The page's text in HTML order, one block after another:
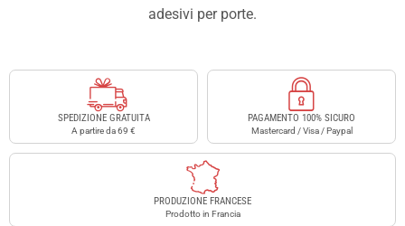
adesivi per porte.
SPEDIZIONE GRATUITA
A partire da 69 €
PAGAMENTO 100% SICURO
Mastercard / Visa / Paypal
PRODUZIONE FRANCESE
Prodotto in Francia